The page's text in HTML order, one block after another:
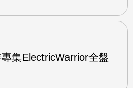
集ElectricWarrior全盤